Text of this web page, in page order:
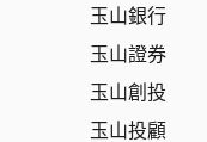
玉山銀行
玉山證券
玉山創投
玉山投顧